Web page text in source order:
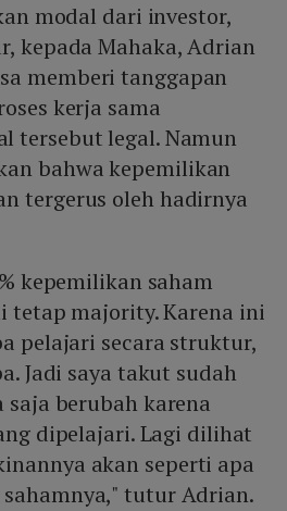
modal dari investor,
kepada Mahaka, Adrian
memberi tanggapan
kerja sama
tersebut legal. Namun
bahwa kepemilikan
tergerus oleh hadirnya
kepemilikan saham
tetap majority. Karena ini
pelajari secara struktur,
Jadi saya takut sudah
berubah karena
dipelajari. Lagi dilihat
akan seperti apa
sahamnya," tutur Adrian.